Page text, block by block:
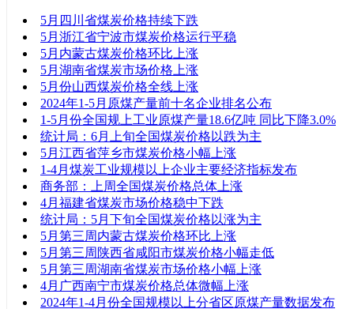
5月四川省煤炭价格持续下跌
5月浙江省宁波市煤炭价格运行平稳
5月内蒙古煤炭价格环比上涨
5月湖南省煤炭市场价格上涨
5月份山西煤炭价格全线上涨
2024年1-5月原煤产量前十名企业排名公布
1-5月份全国规上工业原煤产量18.6亿吨 同比下降3.0%
统计局：6月上旬全国煤炭价格以跌为主
5月江西省萍乡市煤炭价格小幅上涨
1-4月煤炭工业规模以上企业主要经济指标发布
商务部：上周全国煤炭价格总体上涨
4月福建省煤炭市场价格稳中下跌
统计局：5月下旬全国煤炭价格以涨为主
5月第三周内蒙古煤炭价格环比上涨
5月第三周陕西省咸阳市煤炭价格小幅走低
5月第三周湖南省煤炭市场价格小幅上涨
4月广西南宁市煤炭价格总体微幅上涨
2024年1-4月份全国规模以上分省区原煤产量数据发布